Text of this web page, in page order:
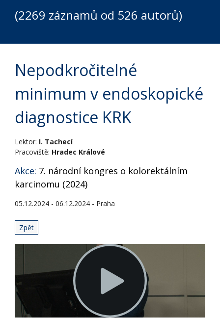
(2269 záznamů od 526 autorů)
Nepodkročitelné
minimum v endoskopické
diagnostice KRK
Lektor: I. Tachecí
Pracoviště: Hradec Králové
Akce: 7. národní kongres o kolorektálním
karcinomu (2024)
05.12.2024 - 06.12.2024 - Praha
Zpět